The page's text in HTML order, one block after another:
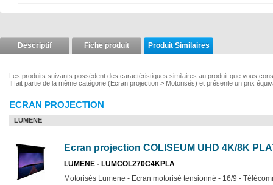
Descriptif Fiche produit Produit Similaires
Les produits suivants possèdent des caractéristiques similaires au produit que vous
Il fait partie de la même catégorie (Ecran projection > Motorisés) et présente un prix
ECRAN PROJECTION
LUMENE
Ecran projection COLISEUM UHD 4K/8K
LUMENE - LUMCOL270C4KPLA
Motorisés Lumene - Ecran motorisé tensionné - 16/9 -